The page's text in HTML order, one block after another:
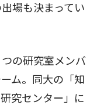
場も決まってい
の研究室メンバ
ム。同大の「知
究センター」に